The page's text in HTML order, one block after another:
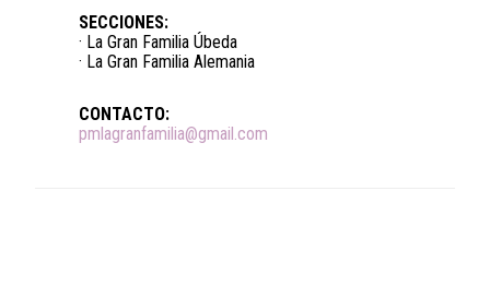
SECCIONES:
· La Gran Familia Úbeda
· La Gran Familia Alemania
CONTACTO:
pmlagranfamilia@gmail.com